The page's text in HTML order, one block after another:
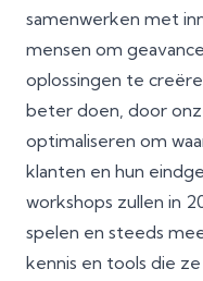
samenwerken met
mensen om
oplossingen te
beter doen, door
optimaliseren om
klanten en hun
workshops zullen in
spelen en steeds
kennis en tools die